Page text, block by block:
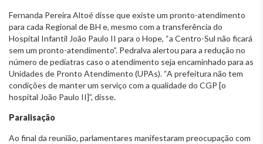
Fernanda Pereira Altoé disse que existe um pronto-atendimento
para cada Regional de BH e, mesmo com a transferência do
Hospital Infantil João Paulo II para o Hope, “a Centro-Sul não ficará
sem um pronto-atendimento”. Pedralva alertou para a redução no
número de pediatras caso o atendimento seja encaminhado para as
Unidades de Pronto Atendimento (UPAs). “A prefeitura não tem
condições de manter um serviço com a qualidade do CGP [o
hospital João Paulo II]”, disse.
Paralisação
Ao final da reunião, parlamentares manifestaram preocupação com